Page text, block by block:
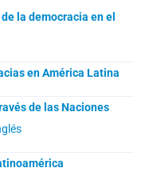
la democracia en el
en América Latina
de las Naciones